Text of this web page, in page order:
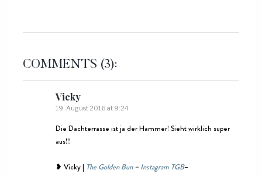
COMMENTS (3):
Vicky
19. August 2016 at 9:24
Die Dachterrasse ist ja der Hammer! Sieht wirklich super
aus!!!
❥ Vicky | The Golden Bun– Instagram TGB–